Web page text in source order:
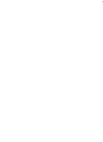
norme NFC 33-090-1
nécessaire au remplissage